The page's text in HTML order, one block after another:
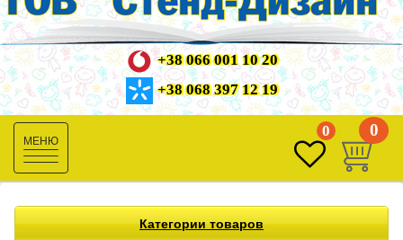
+38 066 001 10 20
+38 068 397 12 19
Toggle
navigation
0 0
Категории товаров